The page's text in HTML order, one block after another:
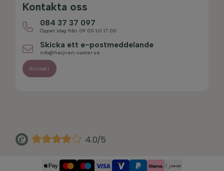
Kontakta oss
084 37 37 097
Öppet idag från 09:00 till 17:00
Skicka ett e-postmeddelande
info@heijnen-vaxter.se
Kontakt
4.0/5